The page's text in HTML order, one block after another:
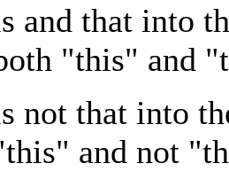
and that into
"this" and
not that into
and not